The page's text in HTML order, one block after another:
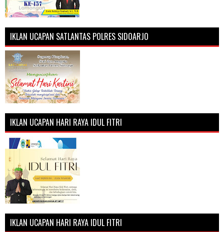
IKLAN UCAPAN SATLANTAS POLRES SIDOARJO
IKLAN UCAPAN HARI RAYA IDUL FITRI
IKLAN UCAPAN HARI RAYA IDUL FITRI